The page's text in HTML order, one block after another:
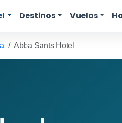
Destinos Vuelos
Abba Sants Hotel